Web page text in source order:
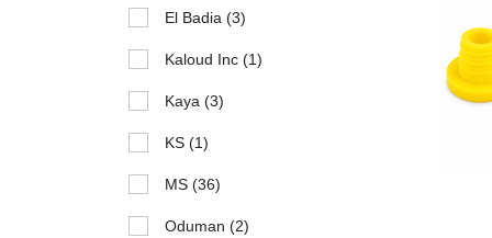
El Badia (3)
Kaloud Inc (1)
Kaya (3)
KS (1)
MS (36)
Oduman (2)